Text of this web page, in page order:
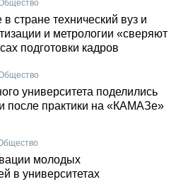
стране технический вуз и
и метрологии «сверяют
подготовки кадров
университета поделились
после практики на «КАМАЗе»
молодых
в университетах